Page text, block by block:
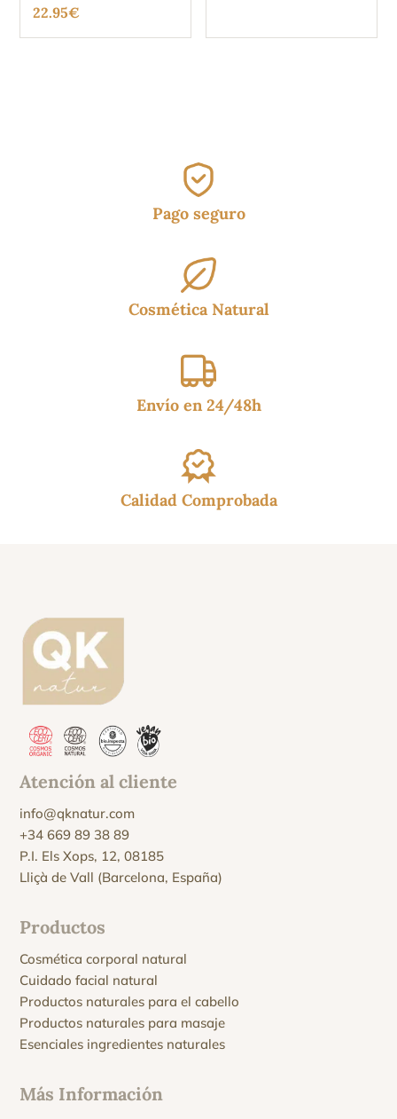
22.95€
Pago seguro
Cosmética Natural
Envío en 24/48h
Calidad Comprobada
Atención al cliente
info@qknatur.com
+34 669 89 38 89
P.I. Els Xops, 12, 08185
Lliçà de Vall (Barcelona, España)
Productos
Cosmética corporal natural
Cuidado facial natural
Productos naturales para el cabello
Productos naturales para masaje
Esenciales ingredientes naturales
Más Información